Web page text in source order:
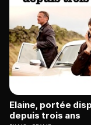
Elaine, portée
depuis trois ans